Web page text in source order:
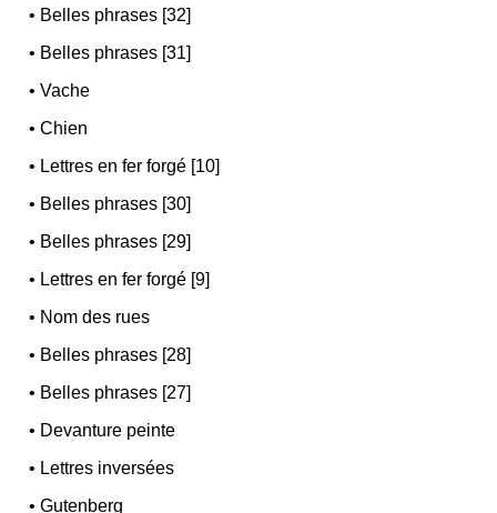
• Belles phrases [32]
• Belles phrases [31]
•Vache
•Chien
• Lettres en fer forgé [10]
• Belles phrases [30]
• Belles phrases [29]
• Lettres en fer forgé [9]
• Nom des rues
• Belles phrases [28]
• Belles phrases [27]
• Devanture peinte
• Lettres inversées
•Gutenberg